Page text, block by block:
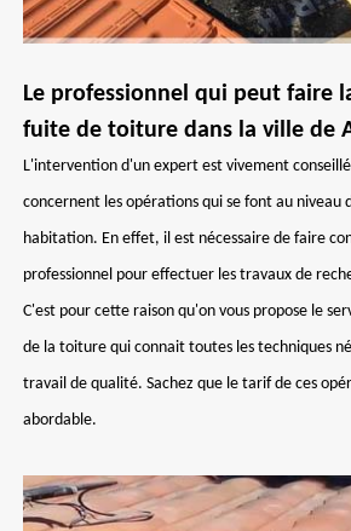
Le professionnel qui peut faire
fuite de toiture dans la ville de
L'intervention d'un expert est vivement
concernent les opérations qui se font au niveau
habitation. En effet, il est nécessaire de faire
professionnel pour effectuer les travaux de
C'est pour cette raison qu'on vous propose le
de la toiture qui connait toutes les techniques
travail de qualité. Sachez que le tarif de ces
abordable.